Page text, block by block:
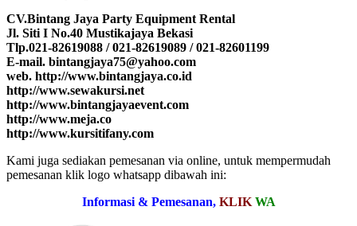
CV.Bintang Jaya Party Equipment Rental
Jl. Siti I No.40 Mustikajaya Bekasi
Tlp.021-82619088 / 021-82619089 / 021-82601199
E-mail. bintangjaya75@yahoo.com
web. http://www.bintangjaya.co.id
http://www.sewakursi.net
http://www.bintangjayaevent.com
http://www.meja.co
http://www.kursitifany.com
Kami juga sediakan pemesanan via online, untuk mempermudah
pemesanan klik logo whatsapp dibawah ini:
Informasi & Pemesanan, KLIK WA